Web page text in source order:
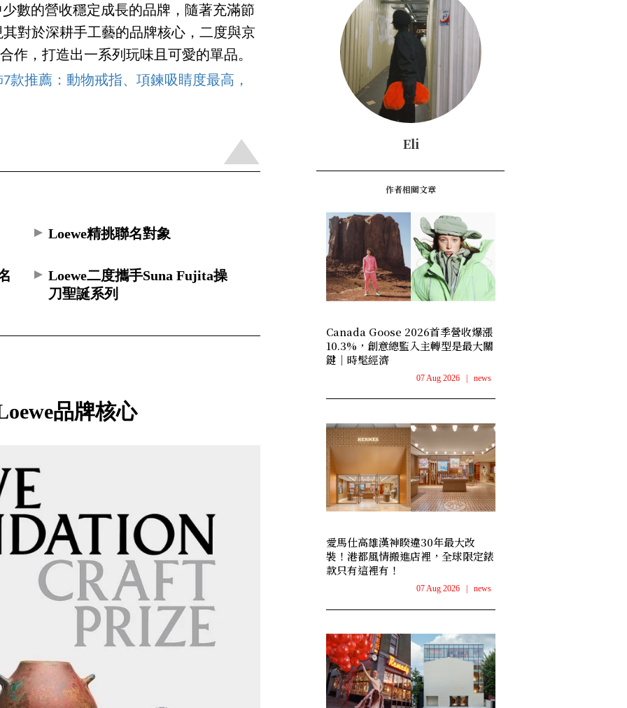
數的營收穩定成長的品牌，隨著充滿節
對於深耕手工藝的品牌核心，二度與京
作，打造出一系列玩味且可愛的單品。
款推薦：動物戒指、項鍊吸睛度最高，
Loewe精挑聯名對象
Loewe二度攜手Suna Fujita操
刀聖誕系列
品牌核心
Eli
作者相關文章
Canada Goose 2026首季營收爆漲
10.3%，創意總監入主轉型是最大關
鍵｜時髦經濟
07 Aug 2026 | news
愛馬仕高雄漢神睽違30年最大改
裝！港都風情搬進店裡，全球限定錶
款只有這裡有！
07 Aug 2026 news